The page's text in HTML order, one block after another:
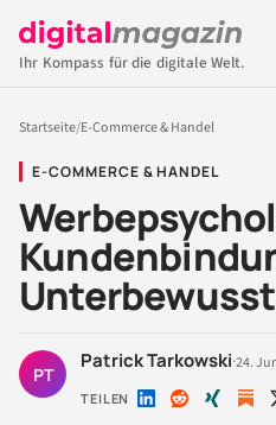
Ihr Kompass für die digitale Welt.
Startseite/E-Commerce & Handel
E-COMMERCE & HANDEL
PT
Patrick Tarkowski·24.
TEILEN Auf Auf Auf